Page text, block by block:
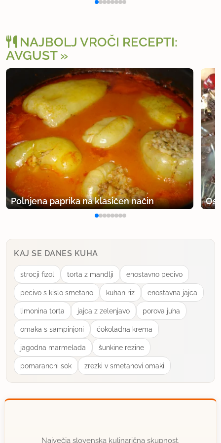
NAJBOLJ VROČI RECEPTI:
AVGUST
Polnjena paprika na klasičen način
KAJ SE DANES KUHA
strocji fizol torta z mandlji enostavno pecivo
pecivo s kislo smetano kuhan riz enostavna jajca
limonina torta jajca z zelenjavo porova juha
omaka s sampinjoni ćokoladna krema
jagodna marmelada šunkine rezine
pomarancni sok zrezki v smetanovi omaki
Največja slovenska kulinarična skupnost.